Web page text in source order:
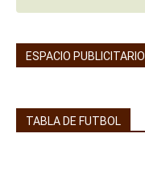
ESPACIO PUBLICITARIO
TABLA DE FUTBOL